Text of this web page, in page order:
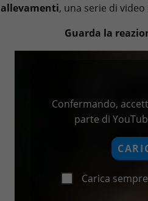
allevamenti, una serie di
Guarda la
Confermando,
parte di
Carica